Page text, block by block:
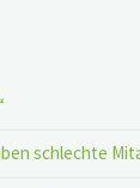
schlechte